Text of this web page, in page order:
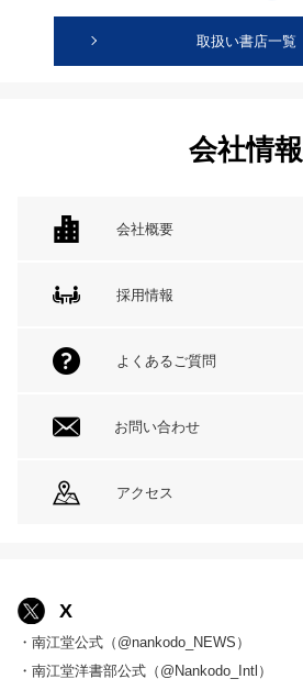
取扱い書店一覧
会社情報
会社概要
採用情報
よくあるご質問
お問い合わせ
アクセス
X
・南江堂公式（@nankodo_NEWS）
・南江堂洋書部公式（@Nankodo_Intl）